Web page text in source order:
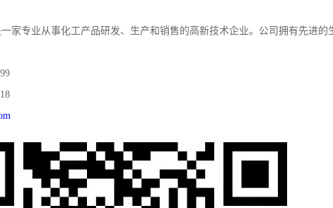
家专业从事化工产品研发、生产和销售的高新技术企业。公司拥有先进的